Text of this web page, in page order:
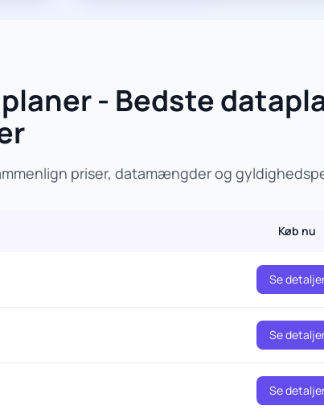
- Bedste
priser, datamængder og
Køb nu
Se
Se
Se